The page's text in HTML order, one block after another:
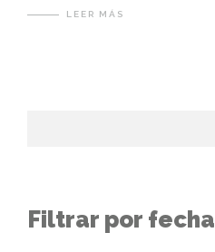
LEER MÁS
Filtrar por fecha